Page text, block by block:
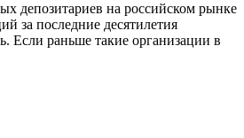
депозитариев на российском рынке
за последние десятилетия
Если раньше такие организации в